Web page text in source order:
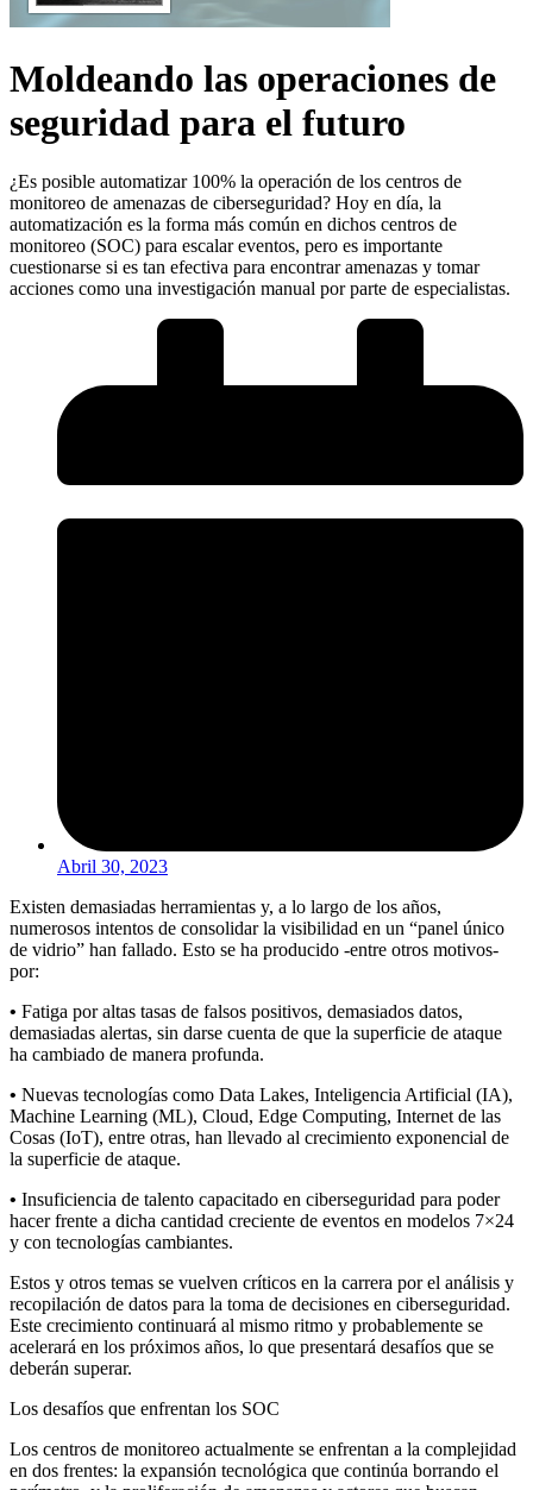
Moldeando las operaciones de
seguridad para el futuro
¿Es posible automatizar 100% la operación de los centros de
monitoreo de amenazas de ciberseguridad? Hoy en día, la
automatización es la forma más común en dichos centros de
monitoreo (SOC) para escalar eventos, pero es importante
cuestionarse si es tan efectiva para encontrar amenazas y tomar
acciones como una investigación manual por parte de especialistas.
Abril 30, 2023
Existen demasiadas herramientas y, a lo largo de los años,
numerosos intentos de consolidar la visibilidad en un “panel único
de vidrio” han fallado. Esto se ha producido -entre otros motivos-
por:
• Fatiga por altas tasas de falsos positivos, demasiados datos,
demasiadas alertas, sin darse cuenta de que la superficie de ataque
ha cambiado de manera profunda.
• Nuevas tecnologías como Data Lakes, Inteligencia Artificial (IA),
Machine Learning (ML), Cloud, Edge Computing, Internet de las
Cosas (IoT), entre otras, han llevado al crecimiento exponencial de
la superficie de ataque.
• Insuficiencia de talento capacitado en ciberseguridad para poder
hacer frente a dicha cantidad creciente de eventos en modelos 7×24
y con tecnologías cambiantes.
Estos y otros temas se vuelven críticos en la carrera por el análisis y
recopilación de datos para la toma de decisiones en ciberseguridad.
Este crecimiento continuará al mismo ritmo y probablemente se
acelerará en los próximos años, lo que presentará desafíos que se
deberán superar.
Los desafíos que enfrentan los SOC
Los centros de monitoreo actualmente se enfrentan a la complejidad
en dos frentes: la expansión tecnológica que continúa borrando el